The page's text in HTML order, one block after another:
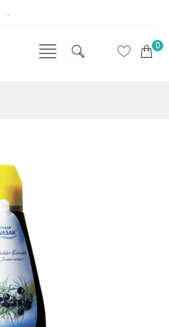
.
0